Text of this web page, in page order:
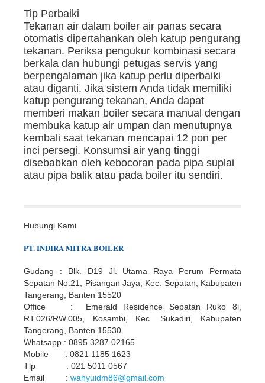
Tip Perbaiki
Tekanan air dalam boiler air panas secara
otomatis dipertahankan oleh katup pengurang
tekanan. Periksa pengukur kombinasi secara
berkala dan hubungi petugas servis yang
berpengalaman jika katup perlu diperbaiki
atau diganti. Jika sistem Anda tidak memiliki
katup pengurang tekanan, Anda dapat
memberi makan boiler secara manual dengan
membuka katup air umpan dan menutupnya
kembali saat tekanan mencapai 12 pon per
inci persegi. Konsumsi air yang tinggi
disebabkan oleh kebocoran pada pipa suplai
atau pipa balik atau pada boiler itu sendiri.
Hubungi Kami
PT.INDIRAMITRA BOILER
Gudang : Blk. D19 Jl. Utama Raya Perum Permata
Sepatan No.21, Pisangan Jaya, Kec. Sepatan, Kabupaten
Tangerang, Banten 15520
Office : Emerald Residence Sepatan Ruko 8i,
RT.026/RW.005, Kosambi, Kec. Sukadiri, Kabupaten
Tangerang, Banten 15530
Whatsapp : 0895 3287 02165
Mobile : 0821 1185 1623
Tlp : 021 5011 0567
Email : wahyuidm86@gmail.com